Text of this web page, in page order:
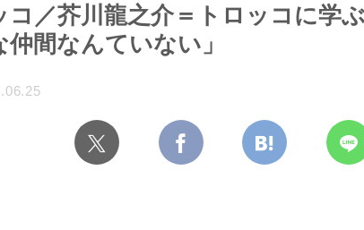
コ／芥川龍之介＝トロッコに学
仲間なんていない」